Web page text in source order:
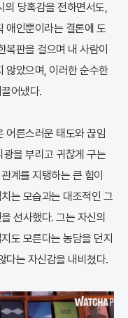
당혹감을 전하면서도,
애인뿐이라는 결론에 도
판을 걸으며 내 사람이
않았으며, 이러한 순수한
어냈다.
어른스러운 태도와 끊임
을 부리고 귀찮게 구는
계를 지탱하는 큰 힘이
는 모습과는 대조적인 그
선사했다. 그는 자신의
도 모른다는 농담을 던지
다는 자신감을 내비쳤다.